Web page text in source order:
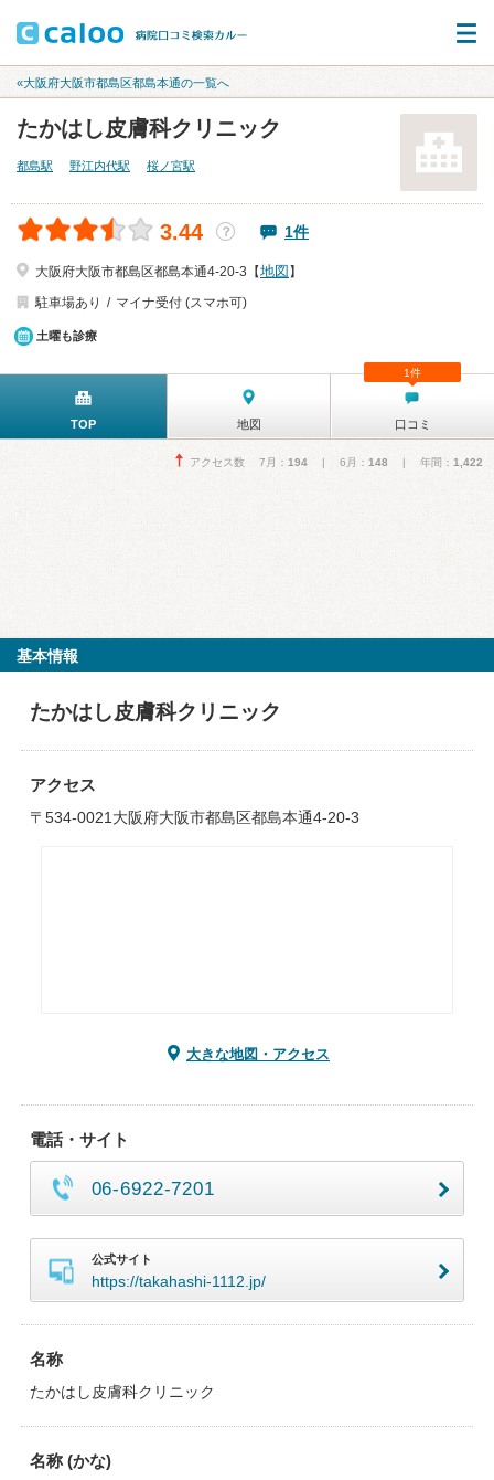
«大阪府大阪市都島区都島本通の一覧へ
たかはし皮膚科クリニック
都島駅 野江内代駅 桜ノ宮駅
3.44 ？ 1件
大阪府大阪市都島区都島本通4-20-3【地図 】
駐車場あり
マイナ受付 (スマホ可)
土曜も診療
TOP 地図 口コミ
1件
アクセス数 7月： 194 | 6月： 148 | 年間： 1,422
基本情報
たかはし皮膚科クリニック
アクセス
〒534-0021大阪府大阪市都島区都島本通4-20-3
大きな地図・アクセス
電話・サイト
06-6922-7201
公式サイト
https://takahashi-1112.jp/
名称
たかはし皮膚科クリニック
名称 (かな)